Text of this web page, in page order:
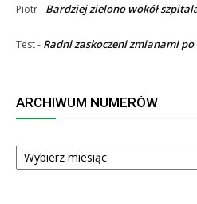
Piotr- Bardziej zielono wokół
Test- Radni zaskoczeni zmianami
ARCHIWUM NUMERÓW
ARCHIWUM
NUMERÓW